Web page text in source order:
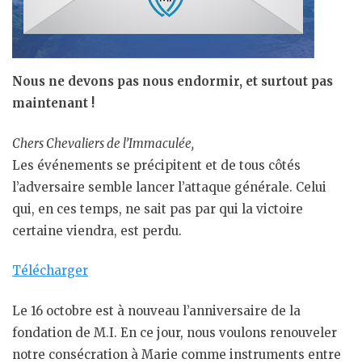
Nous ne devons pas nous endormir, et surtout pas
maintenant !
Chers Chevaliers de l’Immaculée,
Les événements se précipitent et de tous côtés
l’adversaire semble lancer l’attaque générale. Celui
qui, en ces temps, ne sait pas par qui la victoire
certaine viendra, est perdu.
Télécharger
Le 16 octobre est à nouveau l’anniversaire de la
fondation de M.I. En ce jour, nous voulons renouveler
notre consécration à Marie comme instruments entre